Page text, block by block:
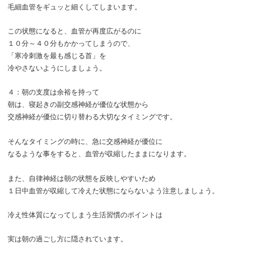
毛細血管をギュッと細くしてしまいます。
この状態になると、血管が再度広がるのに
１０分～４０分もかかってしまうので、
「寒冷刺激を最も感じる首」を
冷やさないようにしましょう。
４：朝の支度は余裕を持って
朝は、寝起きの副交感神経が優位な状態から
交感神経が優位に切り替わる大切なタイミングです。
そんなタイミングの時に、急に交感神経が優位に
なるような事をすると、血管が収縮したままになります。
また、自律神経は朝の状態を反映しやすいため
１日中血管が収縮して冷えた状態にならないよう注意しましょう。
冷え性体質になってしまう生活習慣のポイントは
実は朝の過ごし方に隠されています。